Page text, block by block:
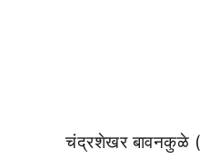
चंद्रशेखर बावनकुळे